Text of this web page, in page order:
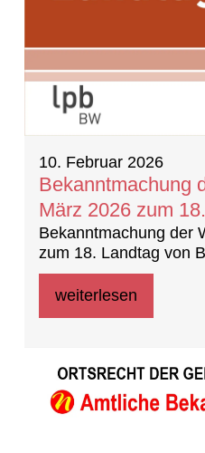
10. Februar 2026
Bekanntmachung
März 2026 zum
Bekanntmachung der
zum 18. Landtag von
weiterlesen